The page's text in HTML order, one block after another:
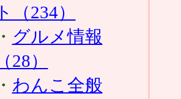
ト（234）
・ グルメ情報
（28）
・ わんこ全般